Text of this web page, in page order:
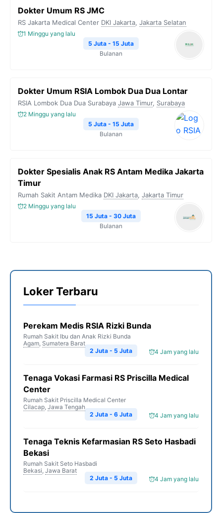
Dokter Umum RS JMC
RS Jakarta Medical Center DKI Jakarta, Jakarta Selatan
1 Minggu yang lalu
5 Juta - 15 Juta
Bulanan
Dokter Umum RSIA Lombok Dua Dua Lontar
RSIA Lombok Dua Dua Surabaya Jawa Timur, Surabaya
2 Minggu yang lalu
5 Juta - 15 Juta
Bulanan
Dokter Spesialis Anak RS Antam Medika Jakarta
Timur
Rumah Sakit Antam Medika DKI Jakarta, Jakarta Timur
2 Minggu yang lalu
15 Juta - 30 Juta
Bulanan
Loker Terbaru
Perekam Medis RSIA Rizki Bunda
Rumah Sakit Ibu dan Anak Rizki Bunda
Agam, Sumatera Barat
4 Jam yang lalu
2 Juta - 5 Juta
Tenaga Vokasi Farmasi RS Priscilla Medical
Center
Rumah Sakit Priscilla Medical Center
Cilacap, Jawa Tengah
4 Jam yang lalu
2 Juta - 6 Juta
Tenaga Teknis Kefarmasian RS Seto Hasbadi
Bekasi
Rumah Sakit Seto Hasbadi
Bekasi, Jawa Barat
4 Jam yang lalu
2 Juta - 5 Juta